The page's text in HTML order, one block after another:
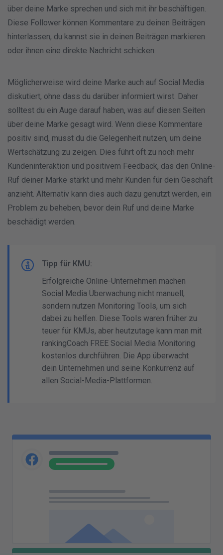
über deine Marke sprechen und sich mit ihr beschäftigen.
Diese Follower können Kommentare zu deinen Beiträgen
hinterlassen, du kannst sie in deinen Beiträgen markieren
oder ihnen eine direkte Nachricht schicken.
Möglicherweise wird deine Marke auch auf Social Media
diskutiert, ohne dass du darüber informiert wirst. Daher
solltest du ein Auge darauf haben, was auf diesen Seiten
über deine Marke gesagt wird. Wenn diese Kommentare
positiv sind, musst du die Gelegenheit nutzen, um deine
Wertschätzung zu zeigen. Dies führt oft zu noch mehr
Kundeninteraktion und positivem Feedback, das den Online-
Ruf deiner Marke stärkt und mehr Kunden für dein Geschäft
anzieht. Alternativ kann dies auch dazu genutzt werden, ein
Problem zu beheben, bevor dein Ruf und deine Marke
beschädigt werden.
Tipp für KMU:
Erfolgreiche Online-Unternehmen machen
Social Media Überwachung nicht manuell,
sondern nutzen Monitoring Tools, um sich
dabei zu helfen. Diese Tools waren früher zu
teuer für KMUs, aber heutzutage kann man mit
rankingCoach FREE Social Media Monitoring
kostenlos durchführen. Die App überwacht
dein Unternehmen und seine Konkurrenz auf
allen Social-Media-Plattformen.